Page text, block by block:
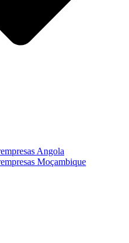
Angola
Moçambique